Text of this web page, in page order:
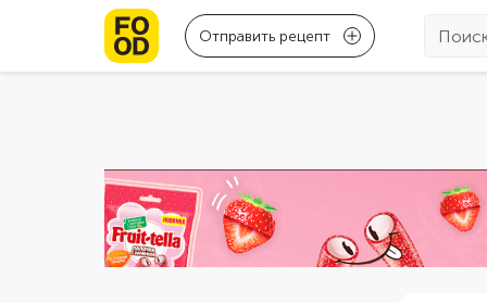
Отправить рецепт